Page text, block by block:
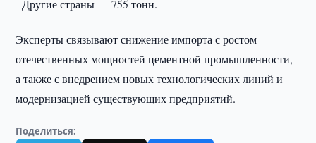
- Другие страны — 755 тонн.
Эксперты связывают снижение импорта с ростом
отечественных мощностей цементной промышленности,
а также с внедрением новых технологических линий и
модернизацией существующих предприятий.
Поделиться: